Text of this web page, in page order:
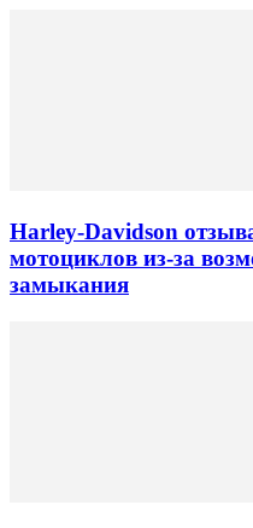
Harley-Davidson
мотоциклов из-за
замыкания